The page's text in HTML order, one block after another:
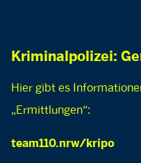
Kriminalpolizei:
Hier gibt es
„Ermittlungen“:
team110.nrw/kripo